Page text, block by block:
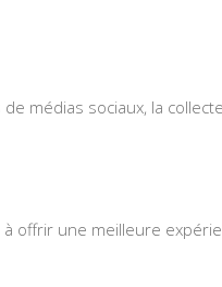
médias sociaux, la
offrir une meilleure